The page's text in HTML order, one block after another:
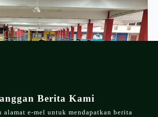
Berita Kami
alamat e-mel untuk mendapatkan berita